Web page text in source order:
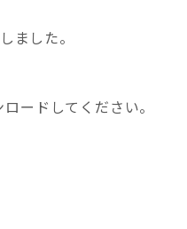
ました。
ードしてください。